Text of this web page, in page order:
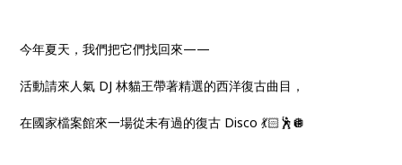
今年夏天，我們把它們找回來——
活動請來人氣 DJ 林貓王帶著精選的西洋復古曲目，
在國家檔案館來一場從未有過的復古 Disco 💃🏻🕺🪩